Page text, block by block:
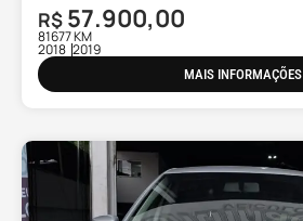
R$ 57.900,00
81677 KM
2018 2019
MAIS INFORMAÇÕES